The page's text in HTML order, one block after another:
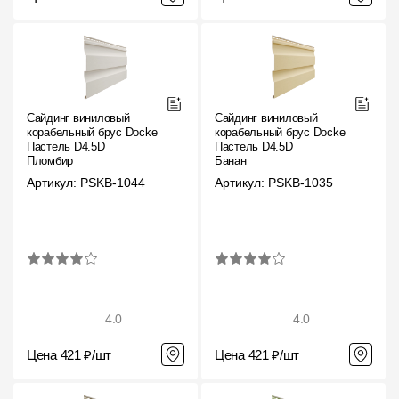
Сайдинг виниловый
корабельный брус Docke
Пастель D4.5D
Пломбир
Артикул: PSKB-1044
4.0
Цена 421 ₽/шт
Сайдинг виниловый
корабельный брус Docke
Пастель D4.5D
Банан
Артикул: PSKB-1035
4.0
Цена 421 ₽/шт